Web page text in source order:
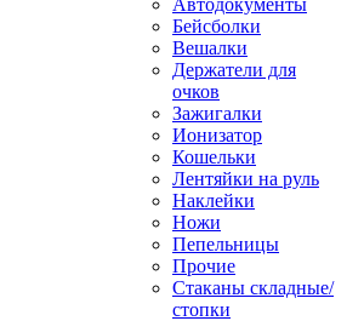
Автодокументы
Бейсболки
Вешалки
Держатели для
очков
Зажигалки
Ионизатор
Кошельки
Лентяйки на руль
Наклейки
Ножи
Пепельницы
Прочие
Стаканы складные/
стопки